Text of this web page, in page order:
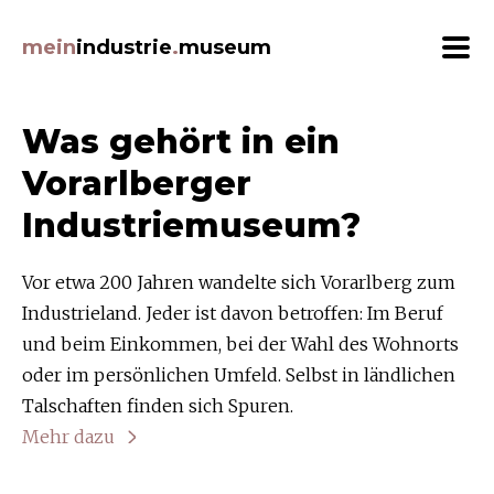
meinindustrie.museum
ArbeitnehmerInnen (22)
Architektur (24)
Auszeichnungen (8)
Ernährung (20)
Ereignisse (18)
Erfindungen (20)
Erzeugnisse (38)
Gebäude (33)
Was gehört in ein
Vorarlberger
Industriemuseum?
Vor etwa 200 Jahren wandelte sich Vorarlberg zum
Industrieland. Jeder ist davon betroffen: Im Beruf
und beim Einkommen, bei der Wahl des Wohnorts
oder im persönlichen Umfeld. Selbst in ländlichen
Talschaften finden sich Spuren.
Mehr dazu